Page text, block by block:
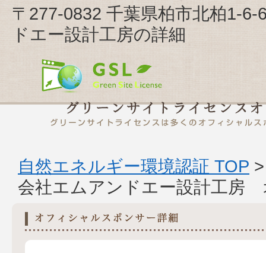
〒277-0832 千葉県柏市北柏1-
ドエー設計工房の詳細
自然エネルギー環境認証 TOP
会社エムアンドエー設計工房